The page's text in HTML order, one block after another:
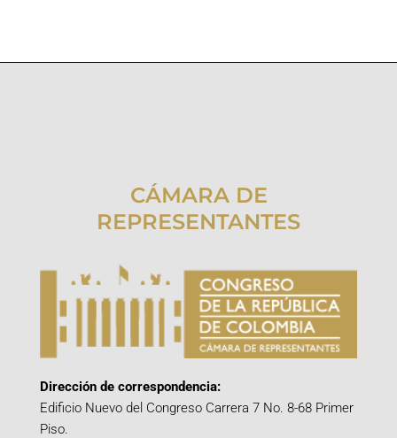
CÁMARA DE
REPRESENTANTES
Dirección de correspondencia:
Edificio Nuevo del Congreso Carrera 7 No. 8-68 Primer
Piso.